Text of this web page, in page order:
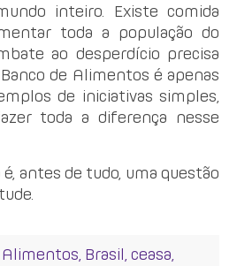
inteiro. Existe comida
toda a população do
ao desperdício precisa
de Alimentos é apenas
de iniciativas simples,
toda a diferença nesse
antes de tudo, uma questão
Alimentos Brasil ceasa